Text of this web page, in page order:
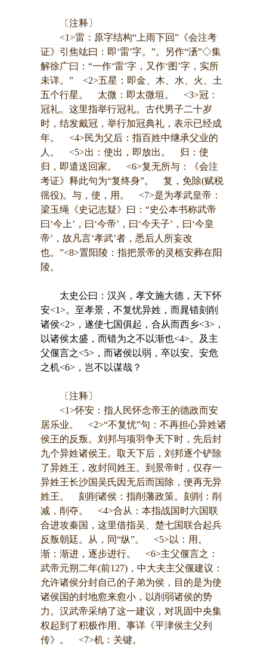
〔注释〕
<1>雷：原字结构“上雨下回”《会注考
证》引焦竑曰：即‘雷’字。”。另作“濸”◇集
解徐广曰：“一作‘雷’字，又作‘图’字，实所
未详。” <2>五星：即金、木、水、火、土
五个行星。 太微：即太微垣。 <3>冠：
冠礼。这里指举行冠礼。古代男子二十岁
时，结发戴冠，举行加冠典礼，表示已经成
年。 <4>民为父后：指百姓中继承父业的
人。 <5>出：使出，即放出。 归：使
归，即遣送回家。 <6>复无所与：《会注
考证》释此句为“复终身”。 复，免除(赋税
徭役)。与，使，用。 <7>是为孝武皇帝：
梁玉绳《史记志疑》曰：“史公本书称武帝
曰‘今上’，曰‘今帝’，曰‘今天子’，曰‘今皇
帝’，故凡言‘孝武’者，悉后人所妄改
也。”<8>置阳陵：指把景帝的灵柩安葬在阳
陵。
太史公曰：汉兴，孝文施大德，天下怀
安<1>。至孝景，不复忧异姓，而晁错刻削
诸侯<2>，遂使七国俱起，合从而西乡<3>，
以诸侯太盛，而错为之不以渐也<4>。及主
父偃言之<5>，而诸侯以弱，卒以安。安危
之机<6>，岂不以谋哉？
〔注释〕
<1>怀安：指人民怀念帝王的德政而安
居乐业。 <2>“不复忧”句：不再担心异姓诸
侯王的反叛。刘邦与项羽争天下时，先后封
九个异姓诸侯王。取天下后，刘邦逐个铲除
了异姓王，改封同姓王。到景帝时，仅存一
异姓王长沙国吴氏因无后而国除，便再无异
姓王。 刻削诸侯：指削藩政策。刻削：削
减，削夺。 <4>合从：本指战国时六国联
合进攻秦国，这里借指吴、楚七国联合起兵
反叛朝廷。从，同“纵”。 <5>以：用。
渐：渐进，逐步进行。 <6>主父偃言之：
武帝元朔二年(前127)，中大夫主父偃建议：
允许诸侯分封自己的子弟为侯，目的是为使
诸侯国的封地愈来愈小，以削弱诸侯的势
力。汉武帝采纳了这一建议，对巩固中央集
权起到了积极作用。事详《平津侯主父列
传》。 <7>机：关键。